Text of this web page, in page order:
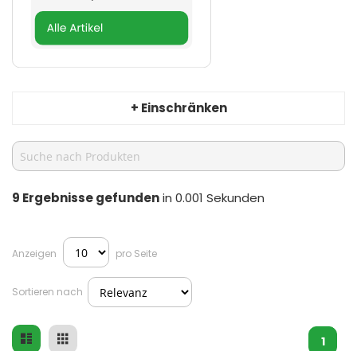
+ Einschränken
9 Ergebnisse gefundenin 0.001 Sekunden
Anzeigen pro Seite
Sortieren nach
1
Ansicht
Liste Raster